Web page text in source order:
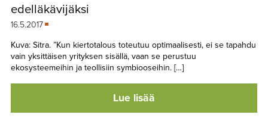
edelläkävijäksi
16.5.2017
Kuva: Sitra. ”Kun kiertotalous toteutuu optimaalisesti, ei se tapahdu
vain yksittäisen yrityksen sisällä, vaan se perustuu
ekosysteemeihin ja teollisiin symbiooseihin. […]
Lue lisää